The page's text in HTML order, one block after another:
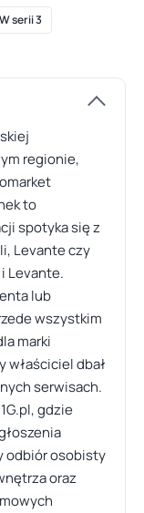
serii 3
regionie,
to
spotyka się z
Levante czy
Levante.
lub
wszystkim
marki
właściciel dbał
serwisach.
gdzie
odbiór osobisty
oraz